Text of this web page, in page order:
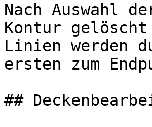
Nach Auswahl
Kontur
Linien werden
ersten zum
##